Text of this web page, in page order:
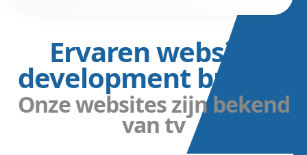
Ervaren website
development bureau
Onze websites zijn bekend
van tv